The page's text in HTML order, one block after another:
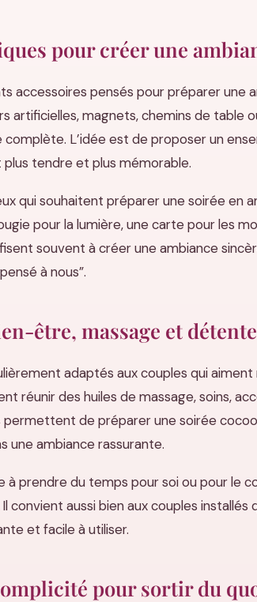
pour créer une
accessoires pensés pour préparer une
artificielles, magnets, chemins de table
L’idée est de proposer un
tendre et plus mémorable.
qui souhaitent préparer une soirée en
pour la lumière, une carte pour les
souvent à créer une ambiance
à nous”.
être, massage et détente
adaptés aux couples qui aiment
réunir des huiles de massage, soins,
de préparer une soirée
une ambiance rassurante.
prendre du temps pour soi ou pour le
convient aussi bien aux couples installés
et facile à utiliser.
pour sortir du